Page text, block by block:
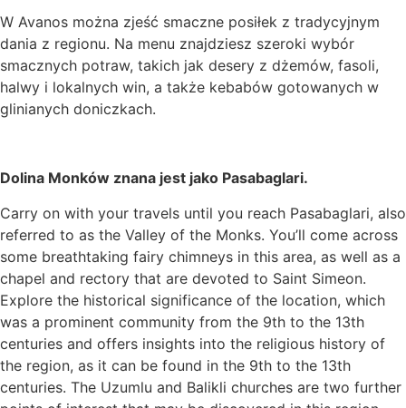
W Avanos można zjeść smaczne posiłek z tradycyjnym
dania z regionu. Na menu znajdziesz szeroki wybór
smacznych potraw, takich jak desery z dżemów, fasoli,
halwy i lokalnych win, a także kebabów gotowanych w
glinianych doniczkach.
Dolina Monków znana jest jako Pasabaglari.
Carry on with your travels until you reach Pasabaglari, also
referred to as the Valley of the Monks. You’ll come across
some breathtaking fairy chimneys in this area, as well as a
chapel and rectory that are devoted to Saint Simeon.
Explore the historical significance of the location, which
was a prominent community from the 9th to the 13th
centuries and offers insights into the religious history of
the region, as it can be found in the 9th to the 13th
centuries. The Uzumlu and Balikli churches are two further